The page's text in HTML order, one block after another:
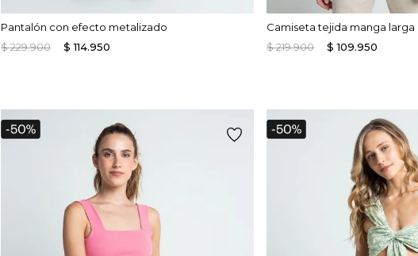
Pantalón con efecto metalizado
$229.900 $ 114.950
Camiseta tejida manga larga
$219.900 $ 109.950